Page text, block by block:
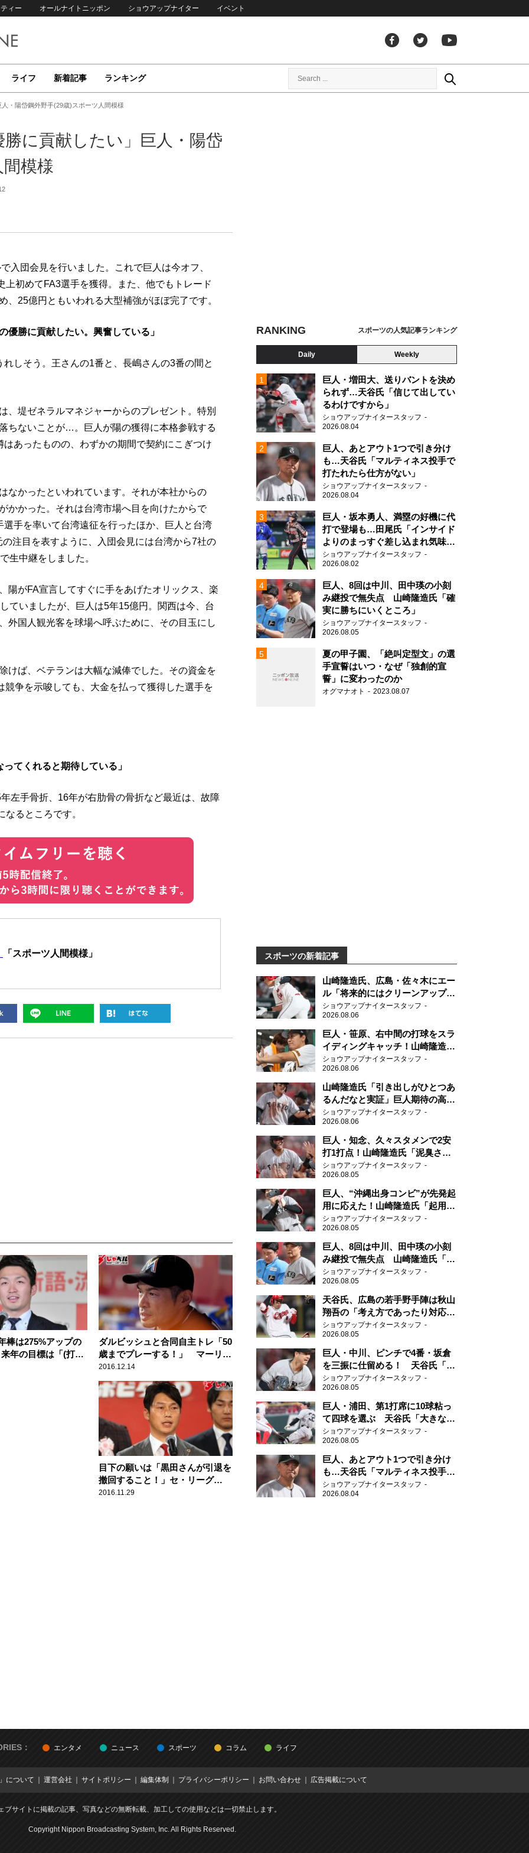
ィー オールナイトニッポン ショウアップナイター イベント
ライフ 新着記事 ランキング
・陽岱鋼外野手(29歳)スポーツ人間模様
に貢献したい」巨人・陽岱
模様
入団会見を行いました。これで巨人は今オフ、
初めてFA3選手を獲得。また、他でもトレード
25億円ともいわれる大型補強がほぼ完了です。
優勝に貢献したい。興奮している」
しそう。王さんの1番と、長嶋さんの3番の間と
、堤ゼネラルマネジャーからのプレゼント。特別
ちないことが…。巨人が陽の獲得に本格参戦する
あったものの、わずかの期間で契約にこぎつけ
なかったといわれています。それが本社からの
かかった。それは台湾市場へ目を向けたからで
手を率いて台湾遠征を行ったほか、巨人と台湾
注目を表すように、入団会見には台湾から7社の
生中継をしました。
陽がFA宣言してすぐに手をあげたオリックス、楽
ていましたが、巨人は5年15億円。関西は今、台
外国人観光客を球場へ呼ぶために、その目玉にし
けば、ベテランは大幅な減俸でした。その資金を
争を示唆しても、大金を払って獲得した選手を
てくれると期待している」
左手骨折、16年が右肋骨の骨折など最近は、故障
るところです。
「スポーツ人間模様」
棒は275%アップの
年の目標は「(打
ダルビッシュと合同自主トレ「50
歳までプレーする！」 マーリン
ズ・イチロー外野手（43歳）スポ
ーツ人間模様
2016.12.14
目下の願いは「黒田さんが引退を
撤回すること！」セ・リーグ
MVP･広島・新井貴浩内野手(39
2016.11.29
RANKING スポーツの人気記事ランキング
Daily Weekly
巨人・増田大、送りバントを決め
られず…天谷氏「信じて出してい
るわけですから」
ショウアップナイタースタッフ
2026.08.04
巨人、あとアウト1つで引き分け
も…天谷氏「マルティネス投手で
打たれたら仕方がない」
ショウアップナイタースタッフ
2026.08.04
巨人・坂本勇人、満塁の好機に代
打で登場も…田尾氏「インサイド
よりのまっすぐ差し込まれ気味で
したね」
ショウアップナイタースタッフ
2026.08.02
巨人、8回は中川、田中瑛の小刻
み継投で無失点 山崎隆造氏「確
実に勝ちにいくところ」
ショウアップナイタースタッフ
2026.08.05
夏の甲子園、「絶叫定型文」の選
手宣誓はいつ・なぜ「独創的宣
誓」に変わったのか
オグマナオト 2023.08.07
スポーツの新着記事
山崎隆造氏、広島・佐々木にエー
ル「将来的にはクリーンアップを
任せられるくらいまでは成長し
て」
ショウアップナイタースタッフ
2026.08.06
巨人・笹原、右中間の打球をスラ
イディングキャッチ！山崎隆造氏
「一歩でも遅れたら…」
ショウアップナイタースタッフ
2026.08.06
山崎隆造氏「引き出しがひとつあ
るんだなと実証」巨人期待の高卒
2年目が技あり安打
ショウアップナイタースタッフ
2026.08.06
巨人・知念、久々スタメンで2安
打1打点！山崎隆造氏「泥臭さを
感じる」、「ジャイアンツには少
ないタイプ」
ショウアップナイタースタッフ
2026.08.05
巨人、“沖縄出身コンビ”が先発起
用に応えた！山崎隆造氏「起用が
当たった」
ショウアップナイタースタッフ
2026.08.05
巨人、8回は中川、田中瑛の小刻
み継投で無失点 山崎隆造氏「確
実に勝ちにいくところ」
ショウアップナイタースタッフ
2026.08.05
天谷氏、広島の若手野手陣は秋山
翔吾の「考え方であったり対応力
を勉強して」
ショウアップナイタースタッフ
2026.08.05
巨人・中川、ピンチで4番・坂倉
を三振に仕留める！ 天谷氏「投
げミスなく追い込んだ。そこに尽
きる」
ショウアップナイタースタッフ
2026.08.05
巨人・浦田、第1打席に10球粘っ
て四球を選ぶ 天谷氏「大きなダ
メージを与えることができた四
球」
ショウアップナイタースタッフ
2026.08.05
巨人、あとアウト1つで引き分け
も…天谷氏「マルティネス投手で
打たれたら仕方がない」
ショウアップナイタースタッフ
2026.08.04
： エンタメ ニュース スポーツ コラム ライフ
について 運営会社 サイトポリシー 編集体制 プライバシーポリシー お問い合わせ 広告掲載について
ブサイトに掲載の記事、写真などの無断転載、加工しての使用などは一切禁止します。
Copyright Nippon Broadcasting System, Inc. All Rights Reserved.